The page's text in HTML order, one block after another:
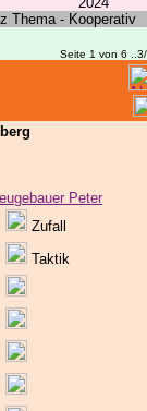
Thema - Kooperativ
Seite 1 von 6
Peter
Zufall
Taktik